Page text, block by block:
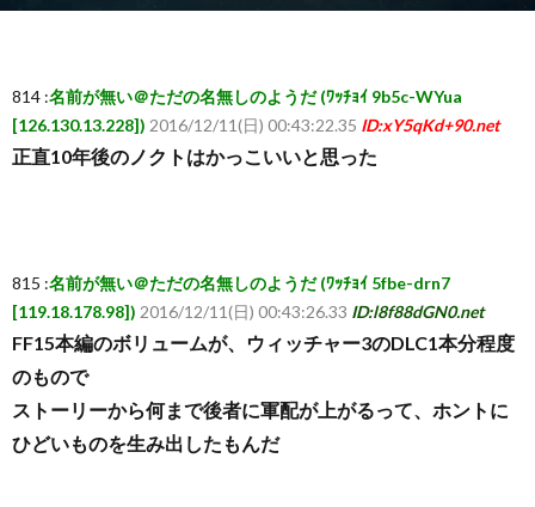
814 :名前が無い＠ただの名無しのようだ (ﾜｯﾁｮｲ 9b5c-WYua
[126.130.13.228]) 2016/12/11(日) 00:43:22.35 ID:xY5qKd+90.net
正直10年後のノクトはかっこいいと思った
815 :名前が無い＠ただの名無しのようだ (ﾜｯﾁｮｲ 5fbe-drn7
[119.18.178.98]) 2016/12/11(日) 00:43:26.33 ID:l8f88dGN0.net
FF15本編のボリュームが、ウィッチャー3のDLC1本分程度
のもので
ストーリーから何まで後者に軍配が上がるって、ホントに
ひどいものを生み出したもんだ